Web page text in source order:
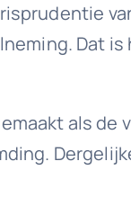
Dat is
als de